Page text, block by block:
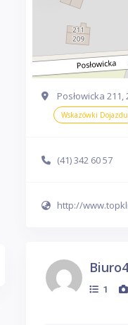
Posłowicka
Wskazówki Dojazdu
(41) 342 60 57
http://
1